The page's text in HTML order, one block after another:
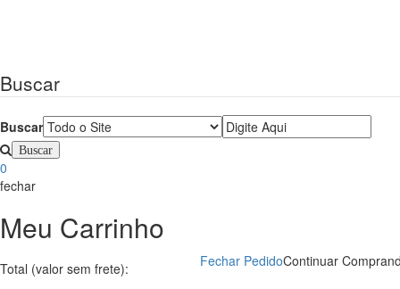
Buscar
Buscar
0
fechar
Meu Carrinho
Total (valor sem frete):
Fechar PedidoContinuar